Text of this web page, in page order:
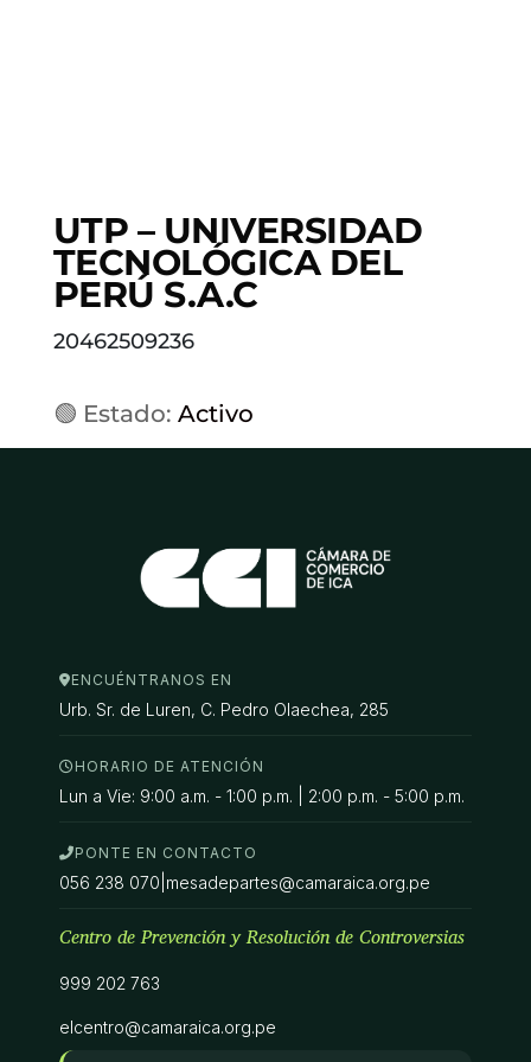
UTP – UNIVERSIDAD
TECNOLÓGICA DEL
PERÚ S.A.C
20462509236
🟢 Estado: Activo
ENCUÉNTRANOS EN
Urb. Sr. de Luren, C. Pedro Olaechea, 285
HORARIO DE ATENCIÓN
Lun a Vie: 9:00 a.m. - 1:00 p.m. | 2:00 p.m. - 5:00 p.m.
PONTE EN CONTACTO
056 238 070 mesadepartes@camaraica.org.pe
Centro de Prevención y Resolución de Controversias
999 202 763
elcentro@camaraica.org.pe